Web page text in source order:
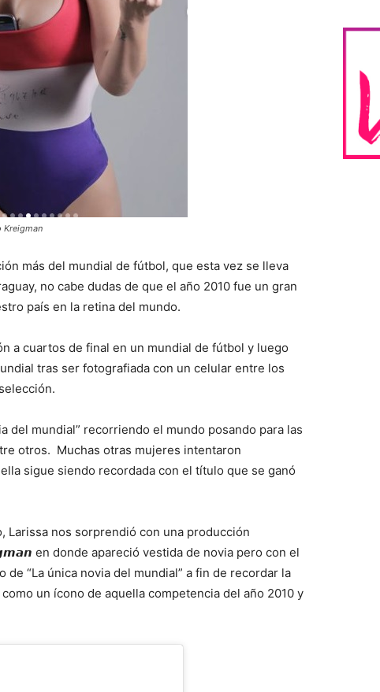
Kreigman
más del mundial de fútbol, que esta vez se lleva
no cabe dudas de que el año 2010 fue un gran
país en la retina del mundo.
a cuartos de final en un mundial de fútbol y luego
tras ser fotografiada con un celular entre los
del mundial” recorriendo el mundo posando para las
otros. Muchas otras mujeres intentaron
sigue siendo recordada con el título que se ganó
Larissa nos sorprendió con una producción
en donde apareció vestida de novia pero con el
“La única novia del mundial” a fin de recordar la
un ícono de aquella competencia del año 2010 y